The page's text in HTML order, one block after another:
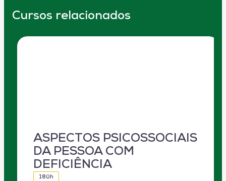
Cursos relacionados
ASPECTOS PSICOSSOCIAIS
DA PESSOA COM
DEFICIÊNCIA
180h